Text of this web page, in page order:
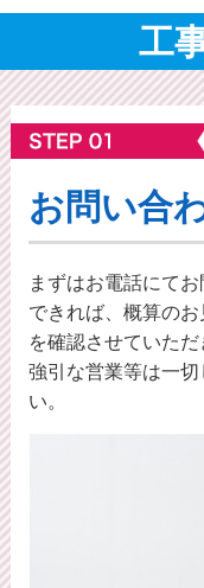
工
お問い合
まずはお電話にて
できれば、概算の
を確認させていた
強引な営業等は一
い。